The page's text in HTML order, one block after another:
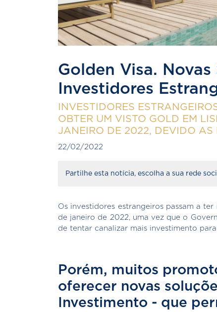
Golden Visa. Novas
Investidores
INVESTIDORES
OBTER UM VISTO GOLD EM
JANEIRO DE 2022, DEVIDO AS
22/02/2022
Partilhe esta notícia, escolha a sua rede
Os investidores estrangeiros passam a
de janeiro de 2022, uma vez que o
de tentar canalizar mais investimento
Porém, muitos
oferecer novas
Investimento - que